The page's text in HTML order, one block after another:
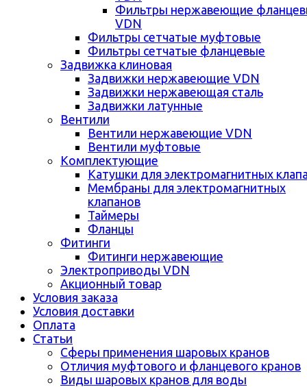
Фильтры нержавеющие
VDN
Фильтры сетчатые муфтовые
Фильтры сетчатые фланцевые
Задвижка клиновая
Задвижки нержавеющие VDN
Задвижки нержавеющая сталь
Задвижки латунные
Вентили
Вентили нержавеющие VDN
Вентили муфтовые
Комплектующие
Катушки для электромагнитных
Мембраны для электромагнитных
клапанов
Таймеры
Фланцы
Фитинги
Фитинги нержавеющие
Электроприводы VDN
Акционный товар
Условия заказа
Условия доставки
Оплата
Статьи
Сферы применения шаровых кранов
Отличия муфтового и фланцевого кранов
Виды шаровых кранов для воды